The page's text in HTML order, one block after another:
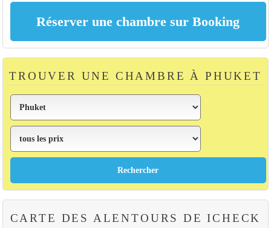
TROUVER UNE CHAMBRE À PHUKET
CARTE DES ALENTOURS DE ICHECK